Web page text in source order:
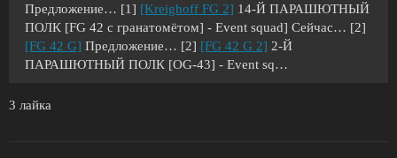
Предложение… [1] [Kreighoff FG 2] 14-Й ПАРАШЮТНЫЙ
ПОЛК [FG 42 с гранатомётом] - Event squad] Сейчас… [2]
[FG 42 G] Предложение… [2] [FG 42 G 2] 2-Й
ПАРАШЮТНЫЙ ПОЛК [OG-43] - Event sq…
3 лайка